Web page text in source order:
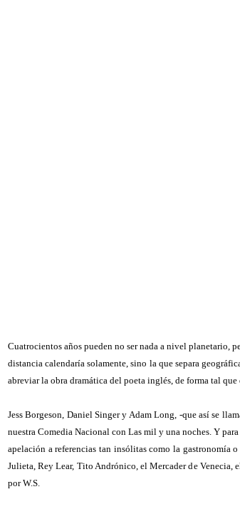
Cuatrocientos años pueden no ser nada a nivel planetario,
distancia calendaría solamente, sino la que separa
abreviar la obra dramática del poeta inglés, de forma tal
Jess Borgeson, Daniel Singer y Adam Long, -que así se
nuestra Comedia Nacional con Las mil y una noches. Y
apelación a referencias tan insólitas como la gastronomía
Julieta, Rey Lear, Tito Andrónico, el Mercader de Venecia,
por W.S.